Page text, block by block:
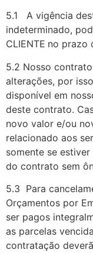
5.1 A vigência
indeterminado,
CLIENTE no prazo
5.2 Nosso
alterações, por
disponível em
deste contrato.
novo valor e/ou
relacionado aos
somente se
do contrato sem
5.3 Para
Orçamentos por
ser pagos
as parcelas
contratação